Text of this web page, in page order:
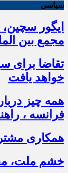
سیاسی
ایگور
مجمع بین
تقاضا برای
خواهد یافت
همه چیز
فرانسه ،
همکاری
خشم ملت،